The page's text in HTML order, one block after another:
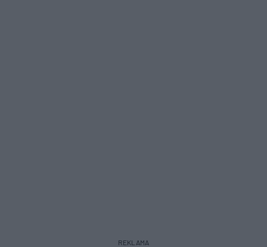
REKLAMA